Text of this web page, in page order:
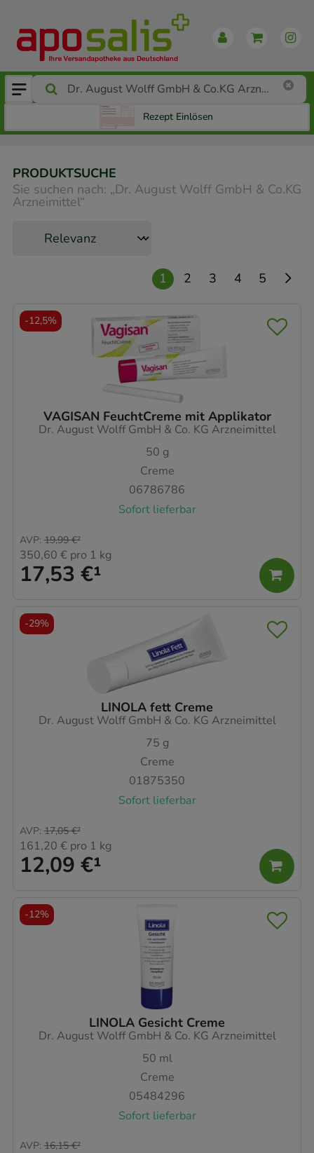
Rezept Einlösen
PRODUKTSUCHE
Sie suchen nach: „Dr. August Wolff GmbH & Co.KG
Arzneimittel“
1 2 3 4 5
VAGISAN FeuchtCreme mit Applikator
Dr. August Wolff GmbH & Co. KG Arzneimittel
50 g
Creme
06786786
Sofort lieferbar
17,53 €¹
AVP: 19,99 €²
350,60 € pro 1 kg
-12,5%
LINOLA fett Creme
Dr. August Wolff GmbH & Co. KG Arzneimittel
75 g
Creme
01875350
Sofort lieferbar
12,09 €¹
AVP: 17,05 €²
161,20 € pro 1 kg
-29%
LINOLA Gesicht Creme
Dr. August Wolff GmbH & Co. KG Arzneimittel
50 ml
Creme
05484296
Sofort lieferbar
AVP: 16,15 €²
-12%